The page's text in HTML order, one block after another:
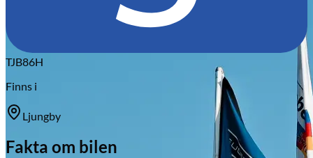
TJB86H
Finns i
Ljungby
Fakta om bilen